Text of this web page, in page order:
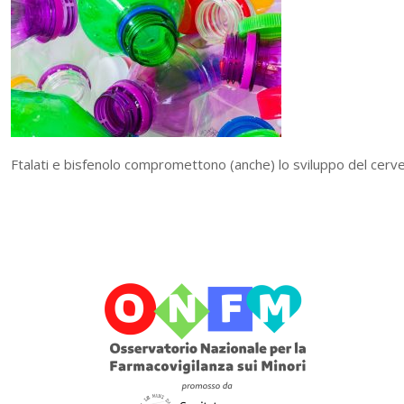
Ftalati e bisfenolo compromettono (anche) lo sviluppo del